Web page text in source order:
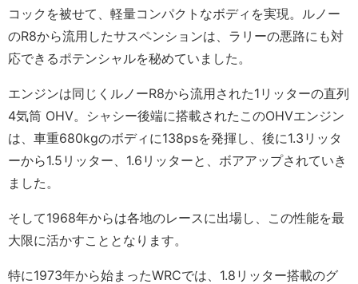
コックを被せて、軽量コンパクトなボディを実現。ルノー
のR8から流用したサスペンションは、ラリーの悪路にも対
応できるポテンシャルを秘めていました。
エンジンは同じくルノーR8から流用された1リッターの直列
4気筒 OHV。シャシー後端に搭載されたこのOHVエンジン
は、車重680kgのボディに138psを発揮し、後に1.3リッタ
ーから1.5リッター、1.6リッターと、ボアアップされていき
ました。
そして1968年からは各地のレースに出場し、この性能を最
大限に活かすこととなります。
特に1973年から始まったWRCでは、1.8リッター搭載のグ